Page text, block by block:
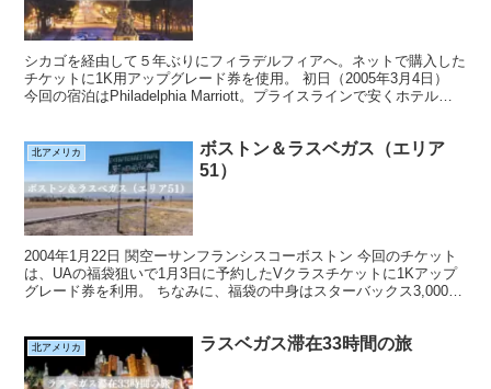
シカゴを経由して５年ぶりにフィラデルフィアへ。ネットで購入した
チケットに1K用アップグレード券を使用。 初日（2005年3月4日）
今回の宿泊はPhiladelphia Marriott。プライスラインで安くホテルを
北アメリカ
ボストン＆ラスベガス（エリア
51）
2004年1月22日 関空ーサンフランシスコーボストン 今回のチケット
は、UAの福袋狙いで1月3日に予約したVクラスチケットに1Kアップ
グレード券を利用。 ちなみに、福袋の中身はスターバックス3,000円
北アメリカ ラスベガス滞在33時間の旅